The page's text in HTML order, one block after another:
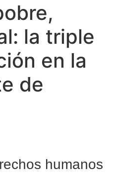
la triple
en la
de
humanos